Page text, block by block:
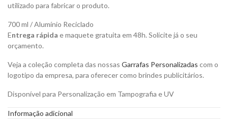
utilizado para fabricar o produto.
700 ml /Alumínio Reciclado
Entrega rápida e maquete gratuita em 48h. Solicite já o seu
orçamento.
Veja a coleção completa das nossas Garrafas Personalizadas com o
logotipo da empresa, para oferecer como brindes publicitários.
Disponível para Personalização em Tampografia e UV
Informação adicional